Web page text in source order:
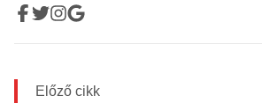
Előző cikk